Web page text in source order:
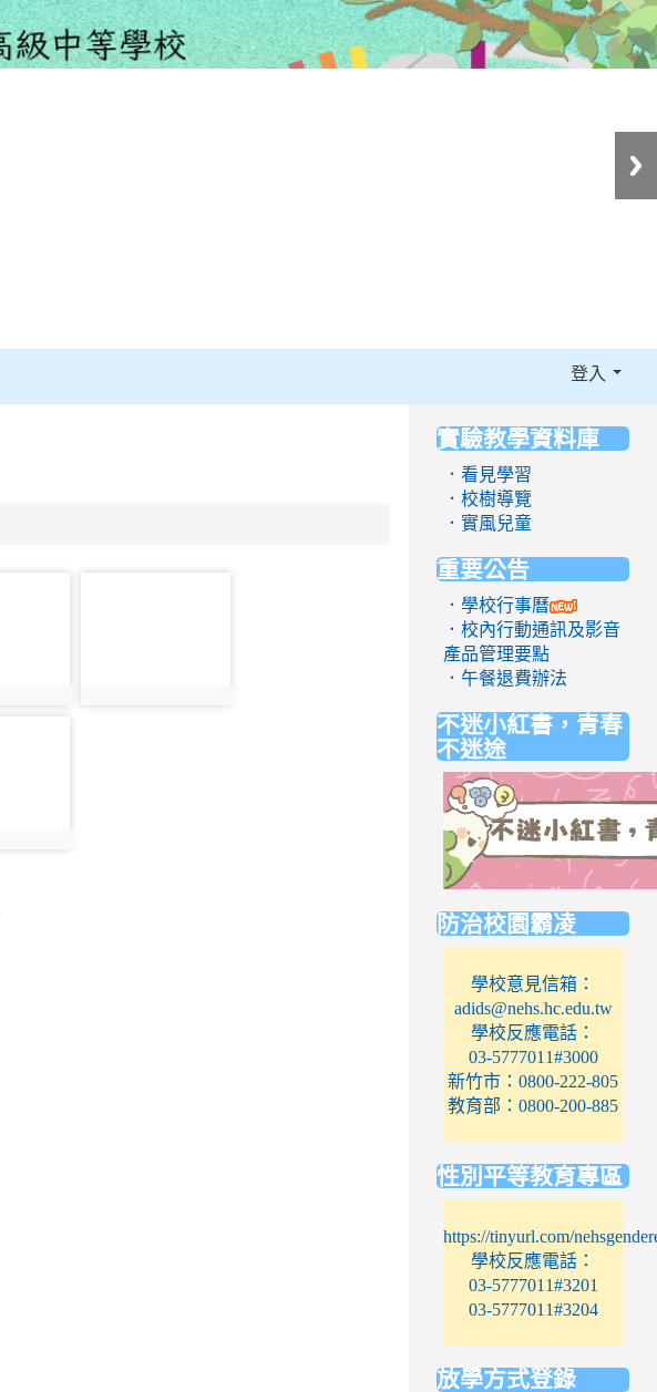
登入
實驗教學資料庫
．看見學習
．校樹導覽
．實風兒童
重要公告
．學校行事曆
．校內行動通訊及影音
產品管理要點
．午餐退費辦法
不迷小紅書，青春
不迷途
to
https://eliteracy.edu.tw/
防治校園霸凌
學校意見信箱：
adids@nehs.hc.edu.tw
學校反應電話：
03-5777011#3000
新竹市：0800-222-805
教育部：0800-200-885
性別平等教育專區
https://tinyurl.com/
學校反應電話：
03-5777011#3201
03-5777011#3204
放學方式登錄